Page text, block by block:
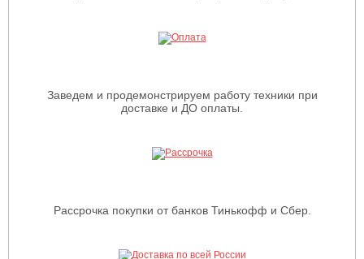
Заведем и продемонстрируем работу техники при
доставке и ДО оплаты.
Рассрочка покупки от банков Тинькофф и Сбер.